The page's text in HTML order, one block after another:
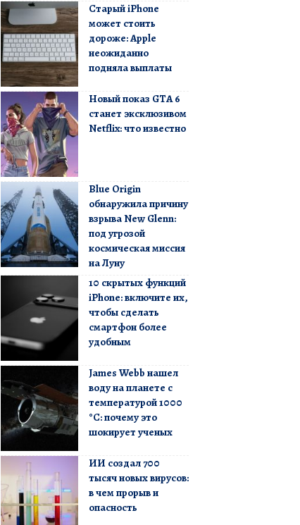
Старый iPhone
может стоить
дороже: Apple
неожиданно
подняла выплаты
Новый показ GTA 6
станет эксклюзивом
Netflix: что известно
Blue Origin
обнаружила причину
взрыва New Glenn:
под угрозой
космическая миссия
на Луну
10 скрытых функций
iPhone: включите их,
чтобы сделать
смартфон более
удобным
James Webb нашел
воду на планете с
температурой 1000
°C: почему это
шокирует ученых
ИИ создал 700
тысяч новых вирусов:
в чем прорыв и
опасность